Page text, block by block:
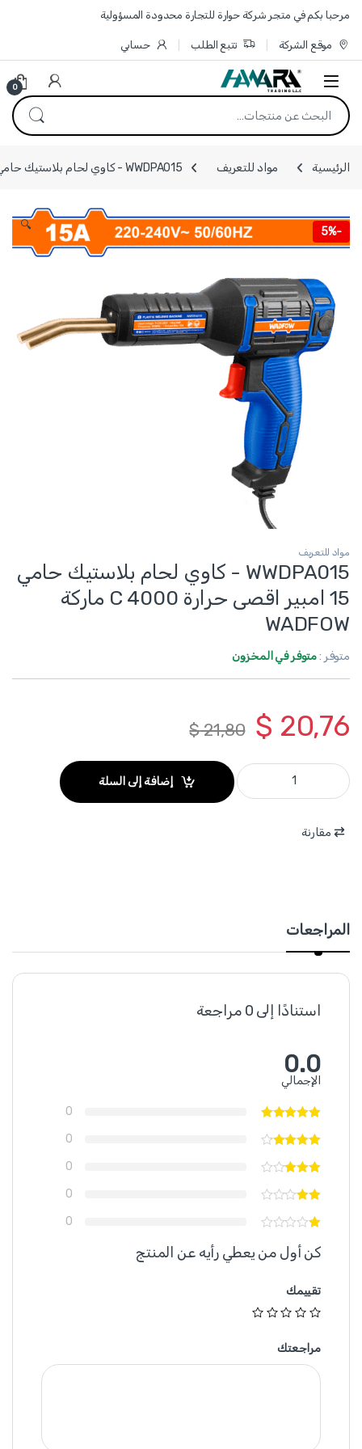
Skip to navigation
Skip to content
مرحبا بكم في متجر شركة حوارة للتجارة محدودة المسؤولية
موقع الشركة تتبع الطلب حسابي
0
البحث عن:
الرئيسية مواد للتعريف WWDPA015 - كاوي لحام بلاستيك حامي 15 امبير اقصى حرارة 4000 C ماركة WADFOW
-
5%
🔍
مواد للتعريف
WWDPA015 - كاوي لحام بلاستيك حامي
15 امبير اقصى حرارة 4000 C ماركة
WADFOW
متوفر :متوفر في المخزون
$ 20,76
$21,80
WWDPA015 - كاوي لحام بلاستيك حامي 15 امبير اقصى حرارة 4000 C ماركة WADFOW quantity
إضافة إلى السلة
مقارنة
المراجعات
استنادًا إلى 0 مراجعة
0.0
الإجمالي
0
0
0
0
0
كن أول من يعطي رأيه عن المنتج
تقييمك
مراجعتك